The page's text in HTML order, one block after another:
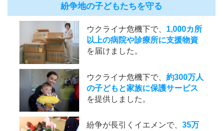
紛争地の子どもたちを守る
ウクライナ危機下で、 1,000カ所
以上の病院や診療所に支援物資
を届けました。
ウクライナ危機下で、 約300万人
の子どもと家族に保護サービス
を提供しました。
紛争が長引くイエメンで、 35万